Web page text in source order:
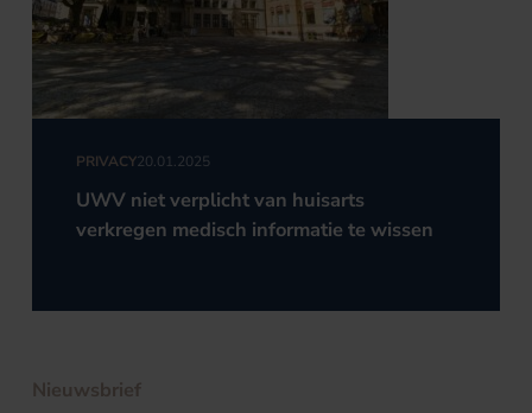
PRIVACY20.01.2025
UWV niet verplicht van huisarts
verkregen medisch informatie te wissen
Nieuwsbrief